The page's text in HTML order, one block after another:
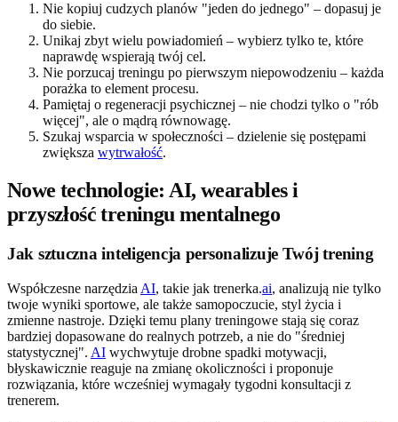
Nie kopiuj cudzych planów "jeden do jednego" – dopasuj je
do siebie.
Unikaj zbyt wielu powiadomień – wybierz tylko te, które
naprawdę wspierają twój cel.
Nie porzucaj treningu po pierwszym niepowodzeniu – każda
porażka to element procesu.
Pamiętaj o regeneracji psychicznej – nie chodzi tylko o "rób
więcej", ale o mądrą równowagę.
Szukaj wsparcia w społeczności – dzielenie się postępami
zwiększa wytrwałość.
Nowe technologie: AI, wearables i
przyszłość treningu mentalnego
Jak sztuczna inteligencja personalizuje Twój trening
Współczesne narzędzia AI, takie jak trenerka.ai, analizują nie tylko
twoje wyniki sportowe, ale także samopoczucie, styl życia i
zmienne nastroje. Dzięki temu plany treningowe stają się coraz
bardziej dopasowane do realnych potrzeb, a nie do "średniej
statystycznej". AI wychwytuje drobne spadki motywacji,
błyskawicznie reaguje na zmianę okoliczności i proponuje
rozwiązania, które wcześniej wymagały tygodni konsultacji z
trenerem.